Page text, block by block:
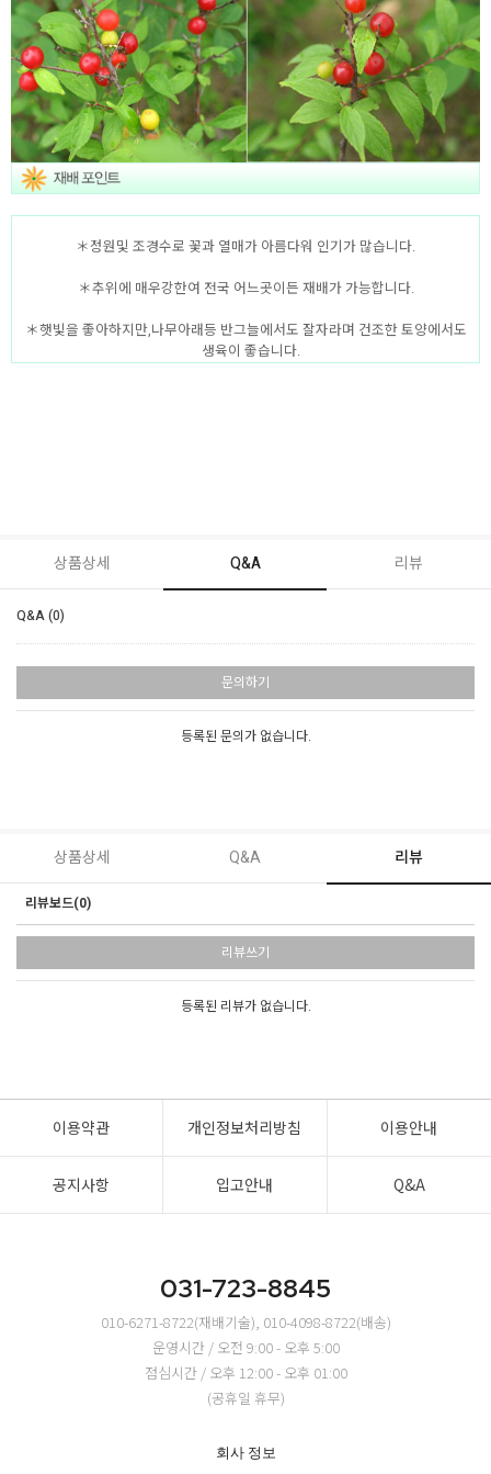
＊정원및 조경수로 꽃과 열매가 아름다워 인기가 많습니다.
＊추위에 매우강한여 전국 어느곳이든 재배가 가능합니다.
＊햇빛을 좋아하지만,나무아래등 반그늘에서도 잘자라며 건조한 토양에서도
생육이 좋습니다.
상품상세 Q&A 리뷰
Q&A (0)
문의하기
등록된 문의가 없습니다.
상품상세 Q&A 리뷰
리뷰보드(0)
리뷰쓰기
등록된 리뷰가 없습니다.
이용약관 개인정보처리방침 이용안내
공지사항 입고안내 Q&A
031-723-8845
010-6271-8722(재배기술), 010-4098-8722(배송)
운영시간 / 오전 9:00 - 오후 5:00
점심시간 / 오후 12:00 - 오후 01:00
(공휴일 휴무)
회사 정보